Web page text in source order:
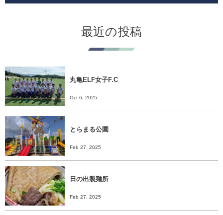
最近の投稿
丸亀ELF女子F.C
Oct 6, 2025
とらまる公園
Feb 27, 2025
日の出製麺所
Feb 27, 2025